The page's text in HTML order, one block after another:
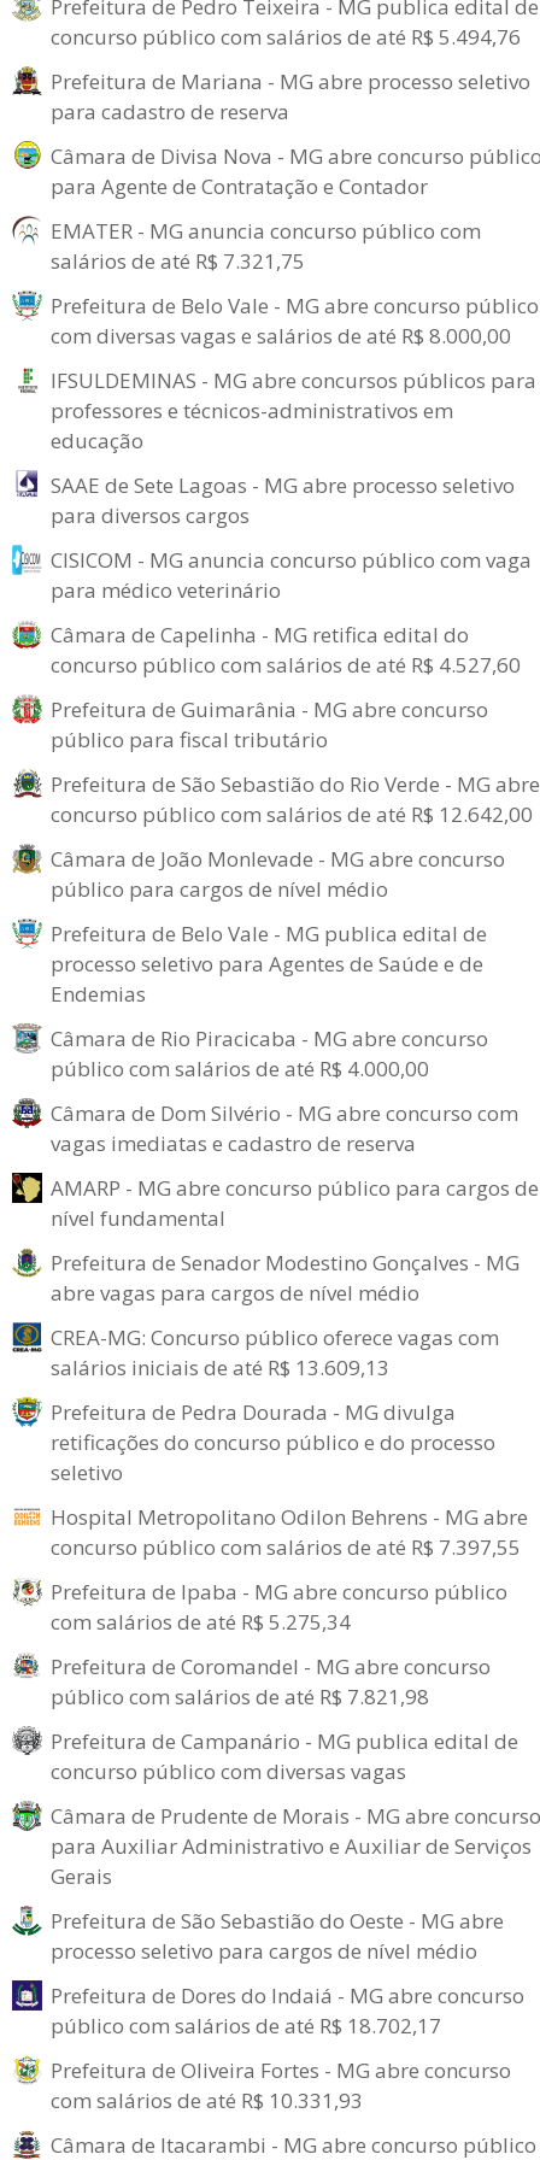
Prefeitura de Pedro Teixeira - MG publica edital de
concurso público com salários de até R$ 5.494,76
Prefeitura de Mariana - MG abre processo seletivo
para cadastro de reserva
Câmara de Divisa Nova - MG abre concurso
para Agente de Contratação e Contador
EMATER - MG anuncia concurso público com
salários de até R$ 7.321,75
Prefeitura de Belo Vale - MG abre concurso público
com diversas vagas e salários de até R$ 8.000,00
IFSULDEMINAS - MG abre concursos públicos para
professores e técnicos-administrativos em
educação
SAAE de Sete Lagoas - MG abre processo seletivo
para diversos cargos
CISICOM - MG anuncia concurso público com vaga
para médico veterinário
Câmara de Capelinha - MG retifica edital do
concurso público com salários de até R$ 4.527,60
Prefeitura de Guimarânia - MG abre concurso
público para fiscal tributário
Prefeitura de São Sebastião do Rio Verde - MG abre
concurso público com salários de até R$ 12.642,00
Câmara de João Monlevade - MG abre concurso
público para cargos de nível médio
Prefeitura de Belo Vale - MG publica edital de
processo seletivo para Agentes de Saúde e de
Endemias
Câmara de Rio Piracicaba - MG abre concurso
público com salários de até R$ 4.000,00
Câmara de Dom Silvério - MG abre concurso com
vagas imediatas e cadastro de reserva
AMARP - MG abre concurso público para cargos de
nível fundamental
Prefeitura de Senador Modestino Gonçalves - MG
abre vagas para cargos de nível médio
CREA-MG: Concurso público oferece vagas com
salários iniciais de até R$ 13.609,13
Prefeitura de Pedra Dourada - MG divulga
retificações do concurso público e do processo
seletivo
Hospital Metropolitano Odilon Behrens - MG abre
concurso público com salários de até R$ 7.397,55
Prefeitura de Ipaba - MG abre concurso público
com salários de até R$ 5.275,34
Prefeitura de Coromandel - MG abre concurso
público com salários de até R$ 7.821,98
Prefeitura de Campanário - MG publica edital de
concurso público com diversas vagas
Câmara de Prudente de Morais - MG abre concurso
para Auxiliar Administrativo e Auxiliar de Serviços
Gerais
Prefeitura de São Sebastião do Oeste - MG abre
processo seletivo para cargos de nível médio
Prefeitura de Dores do Indaiá - MG abre concurso
público com salários de até R$ 18.702,17
Prefeitura de Oliveira Fortes - MG abre concurso
com salários de até R$ 10.331,93
Câmara de Itacarambi - MG abre concurso público